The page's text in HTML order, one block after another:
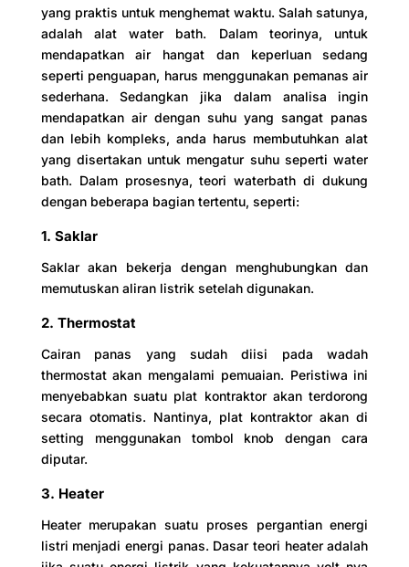
yang praktis untuk menghemat waktu. Salah satunya,
adalah alat water bath. Dalam teorinya, untuk
mendapatkan air hangat dan keperluan sedang
seperti penguapan, harus menggunakan pemanas air
sederhana. Sedangkan jika dalam analisa ingin
mendapatkan air dengan suhu yang sangat panas
dan lebih kompleks, anda harus membutuhkan alat
yang disertakan untuk mengatur suhu seperti water
bath. Dalam prosesnya, teori waterbath di dukung
dengan beberapa bagian tertentu, seperti:
1. Saklar
Saklar akan bekerja dengan menghubungkan dan
memutuskan aliran listrik setelah digunakan.
2. Thermostat
Cairan panas yang sudah diisi pada wadah
thermostat akan mengalami pemuaian. Peristiwa ini
menyebabkan suatu plat kontraktor akan terdorong
secara otomatis. Nantinya, plat kontraktor akan di
setting menggunakan tombol knob dengan cara
diputar.
3. Heater
Heater merupakan suatu proses pergantian energi
listri menjadi energi panas. Dasar teori heater adalah